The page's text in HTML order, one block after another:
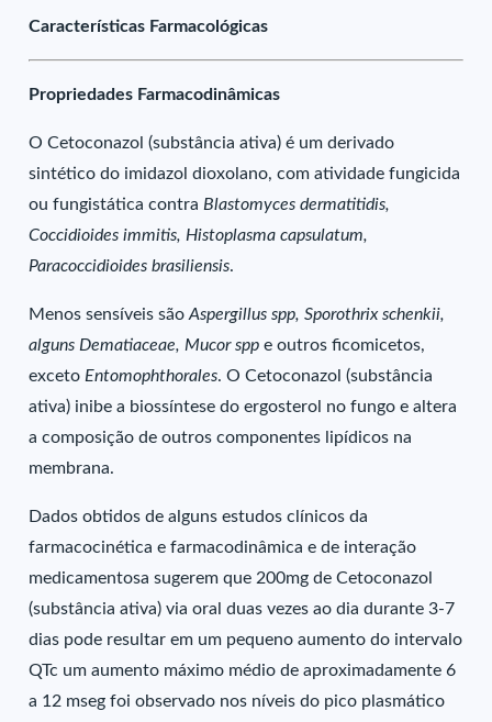
Características Farmacológicas
Propriedades Farmacodinâmicas
O Cetoconazol (substância ativa) é um derivado
sintético do imidazol dioxolano, com atividade fungicida
ou fungistática contra Blastomyces dermatitidis,
Coccidioides immitis, Histoplasma capsulatum,
Paracoccidioides brasiliensis.
Menos sensíveis sãoAspergillus spp, Sporothrix schenkii,
alguns Dematiaceae, Mucor spp e outros ficomicetos,
exceto Entomophthorales. O Cetoconazol (substância
ativa) inibe a biossíntese do ergosterol no fungo e altera
a composição de outros componentes lipídicos na
membrana.
Dados obtidos de alguns estudos clínicos da
farmacocinética e farmacodinâmica e de interação
medicamentosa sugerem que 200mg de Cetoconazol
(substância ativa) via oral duas vezes ao dia durante 3-7
dias pode resultar em um pequeno aumento do intervalo
QTc um aumento máximo médio de aproximadamente 6
a 12 mseg foi observado nos níveis do pico plasmático